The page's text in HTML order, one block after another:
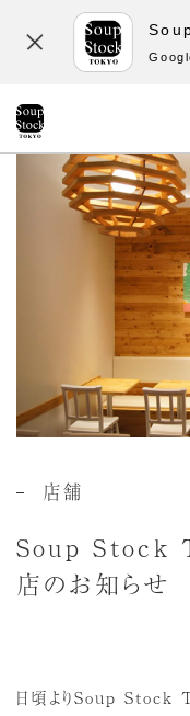
店舗
Soup Stock
店のお知らせ
日頃よりSoup Stock